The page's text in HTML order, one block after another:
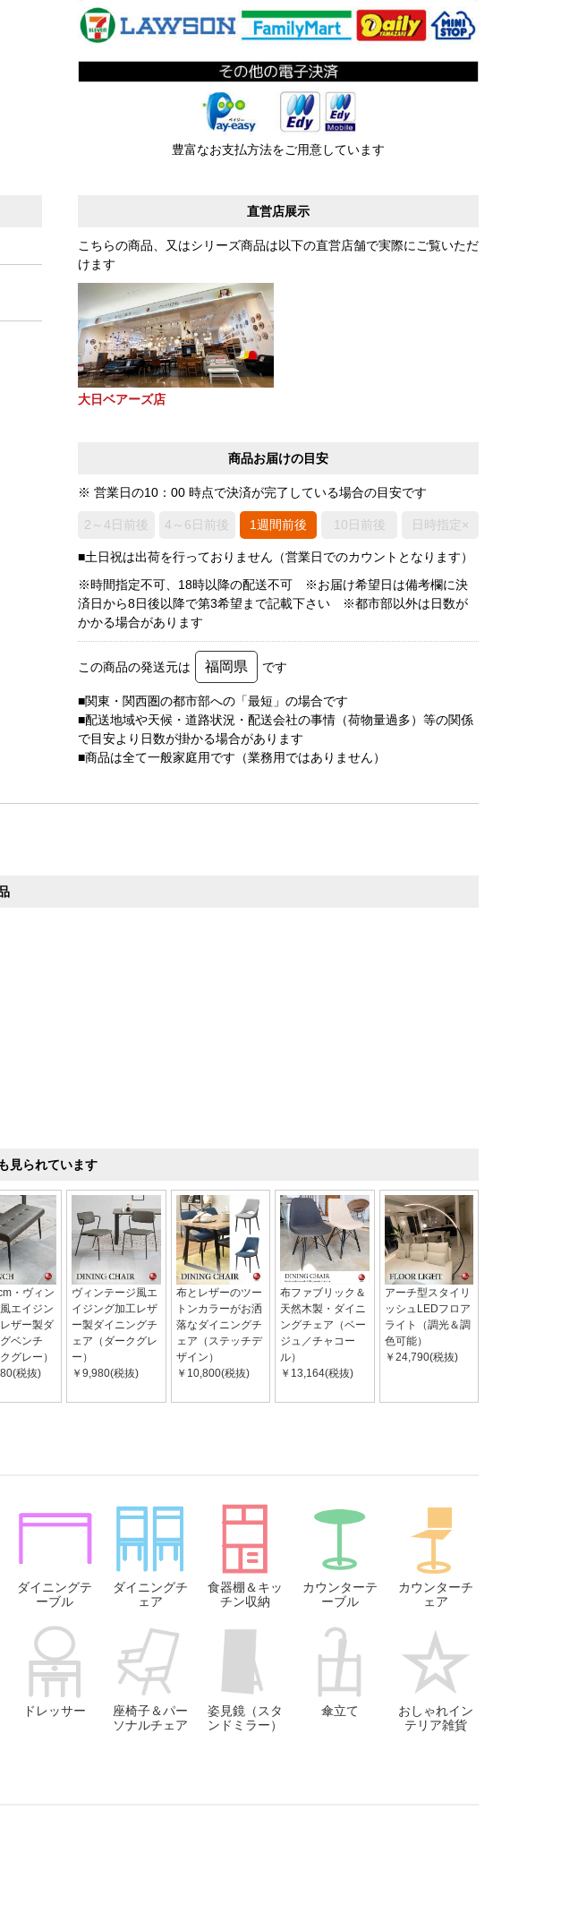
豊富なお支払方法をご用意しています
直営店展示
こちらの商品、又はシリーズ商品は以下の直営店舗で実際にご覧いただ
けます
大日ベアーズ店
商品お届けの目安
※ 営業日の10：00 時点で決済が完了している場合の目安です
2～4日前後 4～6日前後 1週間前後 10日前後 日時指定×
■土日祝は出荷を行っておりません（営業日でのカウントとなります）
※時間指定不可、18時以降の配送不可 ※お届け希望日は備考欄に決
済日から8日後以降で第3希望まで記載下さい ※都市部以外は日数が
かかる場合があります
この商品の発送元は 福岡県 です
■関東・関西圏の都市部への「最短」の場合です
■配送地域や天候・道路状況・配送会社の事情（荷物量過多）等の関係
で目安より日数が掛かる場合があります
■商品は全て一般家庭用です（業務用ではありません）
見られています
・ヴィン
エイジン
ザー製ダ
ベンチ
グレー）
税抜)
ヴィンテージ風エ
イジング加工レザ
ー製ダイニングチ
ェア（ダークグレ
ー）
￥9,980(税抜)
布とレザーのツー
トンカラーがお洒
落なダイニングチ
ェア（ステッチデ
ザイン）
￥10,800(税抜)
布ファブリック＆
天然木製・ダイニ
ングチェア（ベー
ジュ／チャコー
ル）
￥13,164(税抜)
アーチ型スタイリ
ッシュLEDフロア
ライト（調光＆調
色可能）
￥24,790(税抜)
ダイニングテ
ーブル
ダイニングチ
ェア
食器棚＆キッ
チン収納
カウンターテ
ーブル
カウンターチ
ェア
ドレッサー
座椅子＆パー
ソナルチェア
姿見鏡（スタ
ンドミラー）
傘立て
おしゃれイン
テリア雑貨